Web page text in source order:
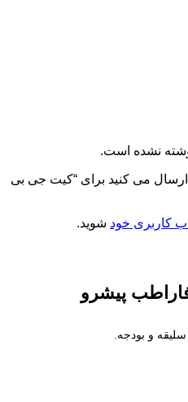
نشده است.
ارسال می کنید برای “کیت جی بی
کاربری خود شوید.
پیشرو
و بودجه.